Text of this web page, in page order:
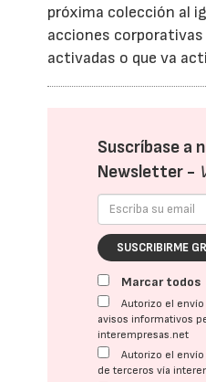
próxima colección al
acciones
activadas o que va
Suscríbase a
Newsletter -
SUSCRIBIRME
Marcar todos
Autorizo el
avisos informativos
interempresas.net
Autorizo el
de terceros vía